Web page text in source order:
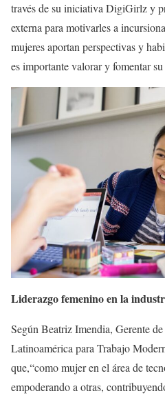
través de su iniciativa DigiGirlz y
externa para motivarles a
mujeres aportan perspectivas y
es importante valorar y fomentar
Liderazgo femenino en la
Según Beatriz Imendia, Gerente
Latinoamérica para Trabajo
que,“como mujer en el área de
empoderando a otras,